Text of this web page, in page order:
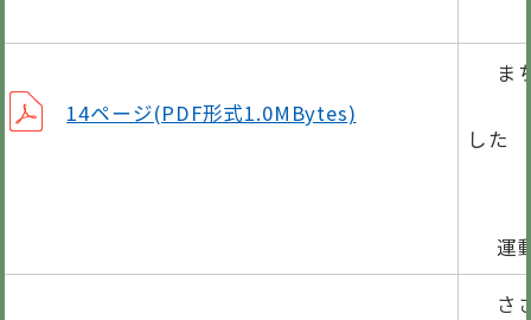
14ページ(PDF形式1.0MBytes)
ま
した
運
さ